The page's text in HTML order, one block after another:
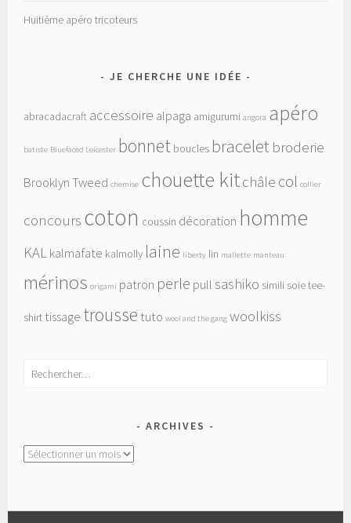
Huitième apéro tricoteurs
JE CHERCHE UNE IDÉE
abracadacraft accessoire alpaga amigurumi angora apéro
batiste Bluefaced Leicester bonnet boucles bracelet broderie
Brooklyn Tweed chemise chouette kitchâle col collier
concours coton coussin décoration homme
KALkalmafate kalmolly laine liberty lin mallette manteau
mérinos origami patron perle pull sashiko simili soietee-
shirt tissage trousse tuto wool and the gang woolkiss
Rechercher :
ARCHIVES
Archives